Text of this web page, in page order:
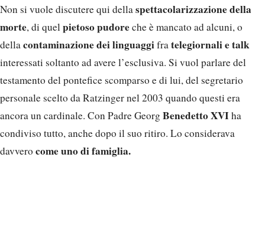
Non si vuole discutere qui dellaspettacolarizzazione della
morte, di quelpietoso pudoreche è mancato ad alcuni, o
dellacontaminazione dei linguaggifratelegiornali e talk
interessati soltanto ad avere l’esclusiva. Si vuol parlare del
testamento del pontefice scomparso e di lui, del segretario
personale scelto da Ratzinger nel 2003 quando questi era
ancora un cardinale. Con Padre Georg Benedetto XVIha
condiviso tutto, anche dopo il suo ritiro. Lo considerava
davvero come uno di famiglia.